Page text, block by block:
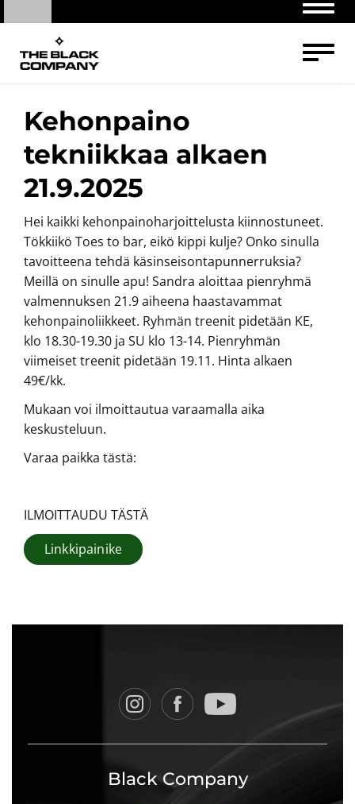
Kehonpaino
tekniikkaa alkaen
21.9.2025
Hei kaikki kehonpainoharjoittelusta kiinnostuneet.
Tökkiikö Toes to bar, eikö kippi kulje? Onko sinulla
tavoitteena tehdä käsinseisontapunnerruksia?
Meillä on sinulle apu! Sandra aloittaa pienryhmä
valmennuksen 21.9 aiheena haastavammat
kehonpainoliikkeet. Ryhmän treenit pidetään KE,
klo 18.30-19.30 ja SU klo 13-14. Pienryhmän
viimeiset treenit pidetään 19.11. Hinta alkaen
49€/kk.
Mukaan voi ilmoittautua varaamalla aika
keskusteluun.
Varaa paikka tästä:
ILMOITTAUDU TÄSTÄ
Linkkipainike
Black Company